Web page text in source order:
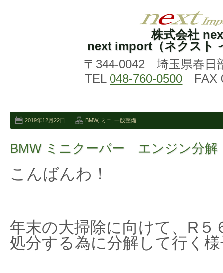
株式会社
next import（ネクスト
〒344-0042 埼玉県春日
TEL 048-760-0500 FAX
2019年12月22日 BMW, ミニ 一般整備
BMW ミニクーパー エンジン分解
こんばんわ！
年末の大掃除に向けて、R５
処分する為に分解して行く